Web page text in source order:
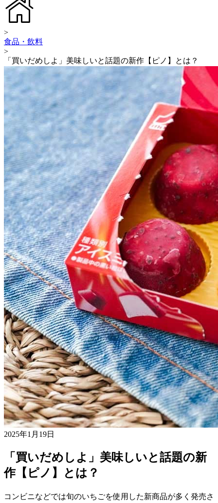
>
食品・飲料
>
「買いだめしよ」美味しいと話題の新作【ピノ】とは？
2025年1月19日
「買いだめしよ」美味しいと話題の新
作【ピノ】とは？
コンビニなどでは旬のいちごを使用した新商品が多く発売さ